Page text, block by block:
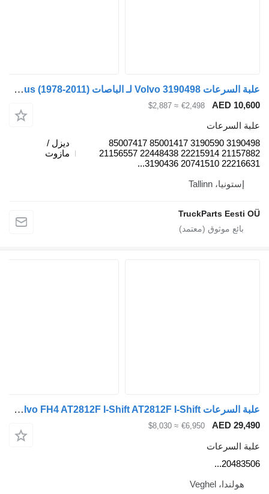
علبة السرعات Volvo 3190498 لـ الباصات Volvo B6, B7, B9, B10, B12 bus (1978-2011)
AED
€2,498
≈ $2,887
السرعات
3190498 3190590 85001417 85007417
21157882 22215914 22448438 21156557
22216631
مازوت
إستونيا، Tallinn
TruckParts
علبة السرعات Volvo FH4 AT2812F I-Shift AT2812F I-Shift, أوتوماتيكي 20483506 لـ الشاحنات Volvo FH4
AED
€6,950
≈ $8,030
السرعات
هولندا، Veghel